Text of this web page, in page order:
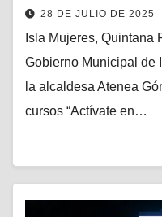
28 DE JULIO DE 2025
Isla Mujeres, Quintana
Gobierno Municipal de
la alcaldesa Atenea
cursos “Actívate en…